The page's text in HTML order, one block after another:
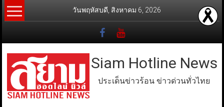
Skip
to
วันพฤหัสบดี, สิงหาคม 6, 2026
Siam Hotline News
ประเด็นข่าวร้อน ข่าวด่วนทั่วไทย